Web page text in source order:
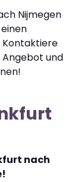
Nijmegen
Kontaktiere
und
nach